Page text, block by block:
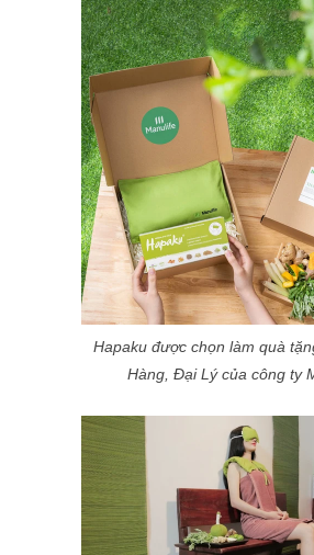
Hapaku được chọn làm quà
Hàng, Đại Lý của công ty